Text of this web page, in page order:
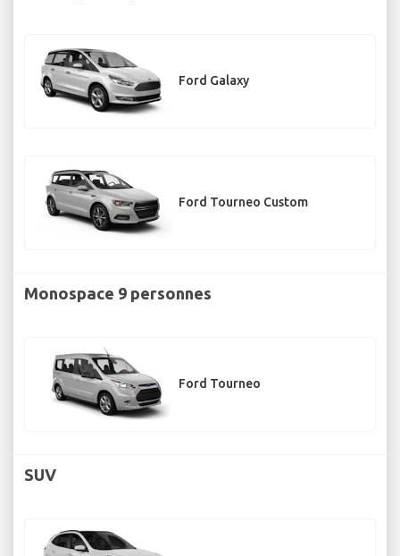
Ford Galaxy
Ford Tourneo Custom
Monospace 9 personnes
Ford Tourneo
SUV